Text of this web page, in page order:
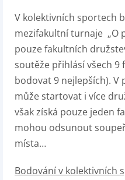
V kolektivních sportech
mezifakultní turnaje „O
pouze fakultních
soutěže přihlásí všech
bodovat 9 nejlepších). V
může startovat i více
však získá pouze jeden
mohou odsunout
Bodování v kolektivních